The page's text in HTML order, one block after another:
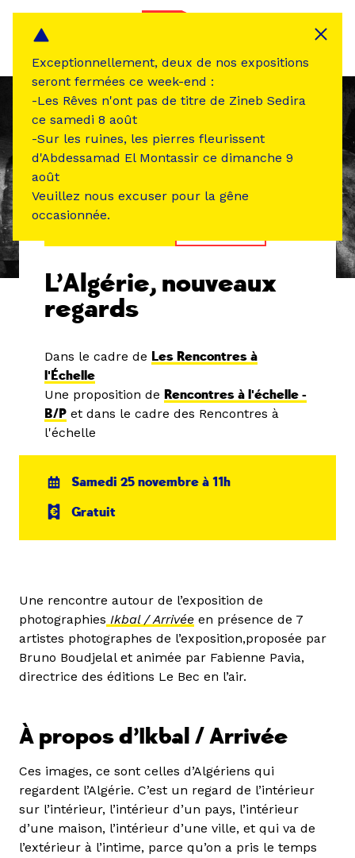
L’Algérie, nouveaux
regards
Dans le cadre de Les Rencontres à
l'Échelle
Une proposition de Rencontres à l'échelle -
B/P et dans le cadre des Rencontres à
l'échelle
Samedi 25 novembre à 11h
Gratuit
Une rencontre autour de l’exposition de
photographies Ikbal / Arrivée en présence de 7
artistes photographes de l’exposition,proposée par
Bruno Boudjelal et animée par Fabienne Pavia,
directrice des éditions Le Bec en l’air.
À propos d’Ikbal / Arrivée
Ces images, ce sont celles d’Algériens qui
regardent l’Algérie. C’est un regard de l’intérieur
sur l’intérieur, l’intérieur d’un pays, l’intérieur
d’une maison, l’intérieur d’une ville, et qui va de
l’extérieur à l’intime, parce qu’on a pris le temps
Exceptionnellement, deux de nos expositions
seront fermées ce week-end :
-Les Rêves n'ont pas de titre de Zineb Sedira
ce samedi 8 août
-Sur les ruines, les pierres fleurissent
d'Abdessamad El Montassir ce dimanche 9
août
Veuillez nous excuser pour la gêne
occasionnée.
Panneau de gestion des cookies